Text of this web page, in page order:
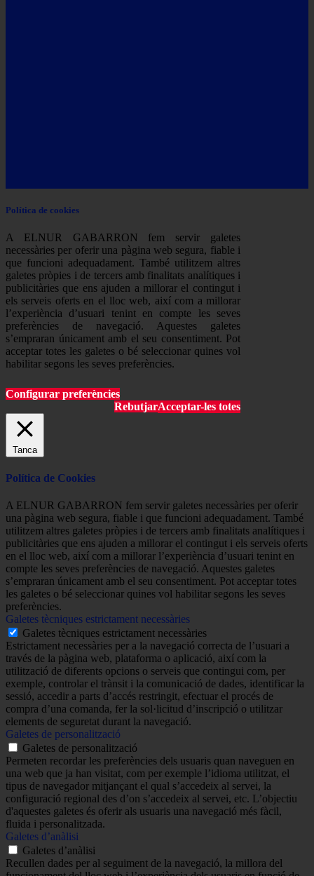
Política de cookies
A ELNUR GABARRON fem servir galetes
necessàries per oferir una pàgina web segura, fiable i
que funcioni adequadament. També utilitzem altres
galetes pròpies i de tercers amb finalitats analítiques i
publicitàries que ens ajuden a millorar el contingut i
els serveis oferts en el lloc web, així com a millorar
l’experiència d’usuari tenint en compte les seves
preferències de navegació. Aquestes galetes
s’empraran únicament amb el seu consentiment. Pot
acceptar totes les galetes o bé seleccionar quines vol
habilitar segons les seves preferències.
Configurar preferències
RebutjarAcceptar-les totes
Tanca
Política de Cookies
A ELNUR GABARRON fem servir galetes necessàries per oferir
una pàgina web segura, fiable i que funcioni adequadament. També
utilitzem altres galetes pròpies i de tercers amb finalitats analítiques i
publicitàries que ens ajuden a millorar el contingut i els serveis oferts
en el lloc web, així com a millorar l’experiència d’usuari tenint en
compte les seves preferències de navegació. Aquestes galetes
s’empraran únicament amb el seu consentiment. Pot acceptar totes
les galetes o bé seleccionar quines vol habilitar segons les seves
preferències.
Galetes tècniques estrictament necessàries
Galetes tècniques estrictament necessàries
Estrictament necessàries per a la navegació correcta de l’usuari a
través de la pàgina web, plataforma o aplicació, així com la
utilització de diferents opcions o serveis que contingui com, per
exemple, controlar el trànsit i la comunicació de dades, identificar la
sessió, accedir a parts d’accés restringit, efectuar el procés de
compra d’una comanda, fer la sol·licitud d’inscripció o utilitzar
elements de seguretat durant la navegació.
Galetes de personalització
Galetes de personalització
Permeten recordar les preferències dels usuaris quan naveguen en
una web que ja han visitat, com per exemple l’idioma utilitzat, el
tipus de navegador mitjançant el qual s’accedeix al servei, la
configuració regional des d’on s’accedeix al servei, etc. L’objectiu
d'aquestes galetes és oferir als usuaris una navegació més fàcil,
fluida i personalitzada.
Galetes d’anàlisi
Galetes d’anàlisi
Recullen dades per al seguiment de la navegació, la millora del